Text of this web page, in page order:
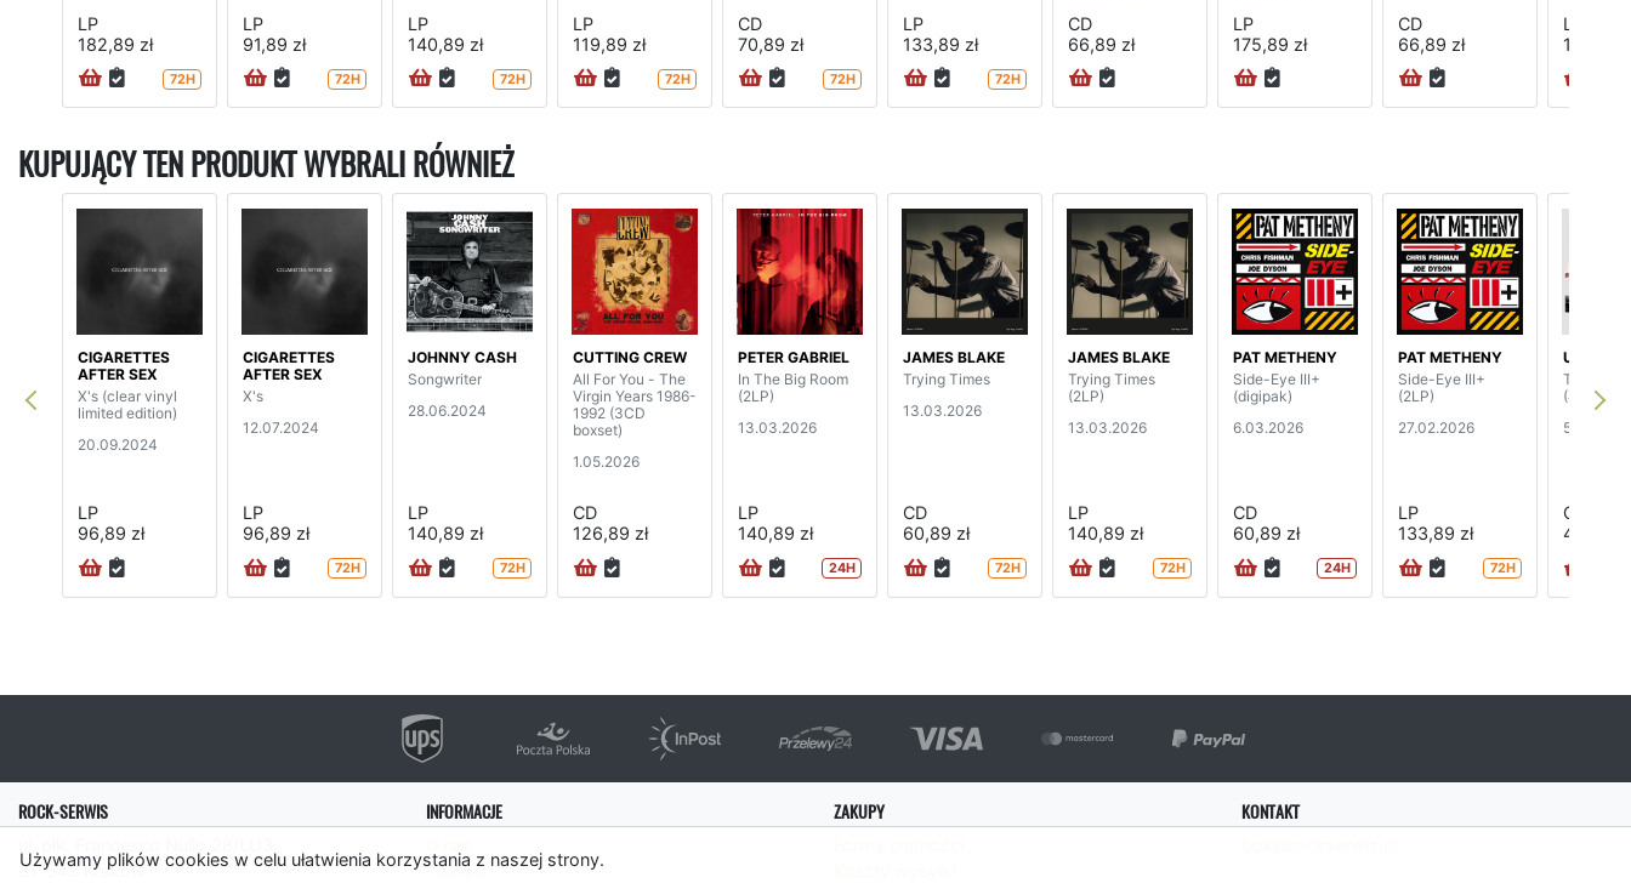
Używamy plików cookies w celu ułatwienia korzystania z naszej strony.
LP
182,89 zł
72H
LP
91,89 zł
72H
LP
140,89 zł
72H
LP
119,89 zł
72H
CD
70,89 zł
72H
LP
133,89 zł
72H
CD
66,89 zł
LP
175,89 zł
CD
66,89 zł
LP
111,89 zł
KUPUJĄCY TEN PRODUKT WYBRALI RÓWNIEŻ
CIGARETTES
AFTER SEX
X's (clear vinyl
limited edition)
20.09.2024
LP
96,89 zł
CIGARETTES
AFTER SEX
X's
12.07.2024
LP
96,89 zł
72H
JOHNNY CASH
Songwriter
28.06.2024
LP
140,89 zł
72H
CUTTING CREW
All For You - The
Virgin Years 1986-
1992 (3CD
boxset)
1.05.2026
CD
126,89 zł
PETER GABRIEL
In The Big Room
(2LP)
13.03.2026
LP
140,89 zł
24H
JAMES BLAKE
Trying Times
13.03.2026
CD
60,89 zł
72H
JAMES BLAKE
Trying Times
(2LP)
13.03.2026
LP
140,89 zł
72H
PAT METHENY
Side-Eye III+
(digipak)
6.03.2026
CD
60,89 zł
24H
PAT METHENY
Side-Eye III+
(2LP)
27.02.2026
LP
133,89 zł
72H
The
5.12.2025
CD
420,89
ROCK-SERWIS
31-543 Kraków
INFORMACJE
Pomoc
ZAKUPY KONTAKT